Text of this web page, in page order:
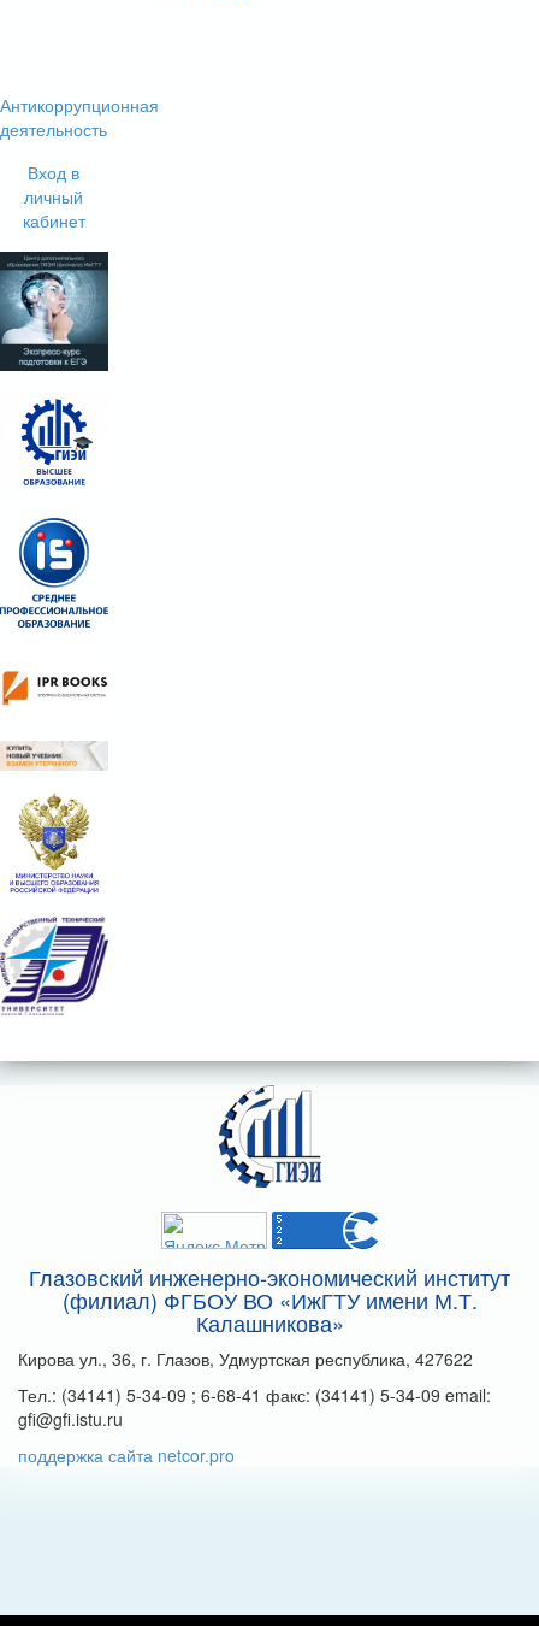
Антикоррупционная
деятельность
Вход в
личный
кабинет
Глазовский инженерно-экономический институт
(филиал) ФГБОУ ВО «ИжГТУ имени М.Т.
Калашникова»
Кирова ул., 36, г. Глазов, Удмуртская республика, 427622
Тел.: (34141) 5-34-09 ; 6-68-41 факс: (34141) 5-34-09 email:
gfi@gfi.istu.ru
поддержка сайта netcor.pro